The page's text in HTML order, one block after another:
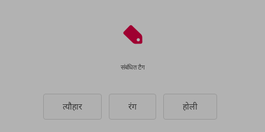
संबंधित टैग
त्यौहार रंग होली